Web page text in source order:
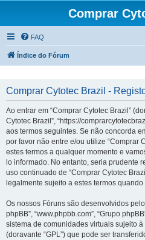
Comprar
FAQ
Índice do Fórum
Comprar Cytotec Brazil -
Ao entrar em “Comprar Cytotec Brazil”
Cytotec Brazil”, “https://
aos termos seguintes. Se não concorda
por favor não entre e/ou utilize “Comprar
estes termos a qualquer momento e
lo informado. No entanto, seria prudente
uso continuado de “Comprar Cytotec
legalmente sujeito a estes termos
Os nossos Fóruns são desenvolvidos
phpBB”, “www.phpbb.com”, “Grupo
sistema de comunidades virtuais sujeito à
(doravante “GPL”) que pode ser